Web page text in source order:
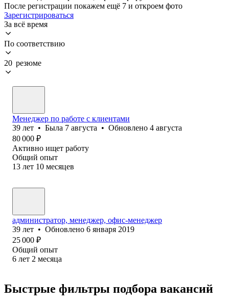
После регистрации покажем ещё 7 и откроем фото
Зарегистрироваться
За всё время
По соответствию
20 резюме
Менеджер по работе с клиентами
39 лет • Была 7 августа • Обновлено 4 августа
80 000 ₽
Активно ищет работу
Общий опыт
13 лет 10 месяцев
администратор, менеджер, офис-менеджер
39 лет • Обновлено 6 января 2019
25 000 ₽
Общий опыт
6 лет 2 месяца
Быстрые фильтры подбора вакансий